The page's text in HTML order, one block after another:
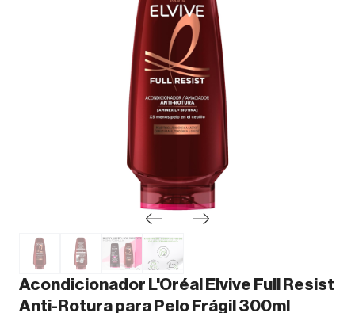
Acondicionador L'Oréal Elvive Full Resist
Anti-Rotura para Pelo Frágil 300ml